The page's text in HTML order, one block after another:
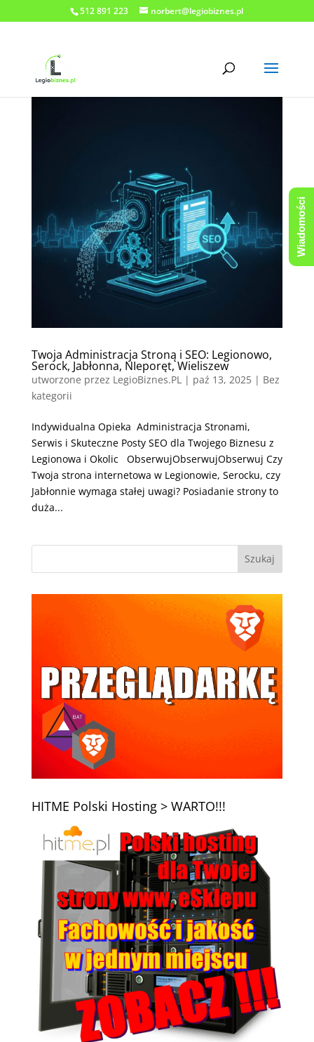
512 891 223 norbert@legiobiznes.pl
Twoja Administracja Stroną i SEO: Legionowo,
Serock, Jabłonna, NIeporęt, Wieliszew
utworzone przez LegioBiznes.PL | paź 13, 2025| Bez
kategorii
Indywidualna Opieka Administracja Stronami,
Serwis i Skuteczne Posty SEO dla Twojego Biznesu z
Legionowa i Okolic ObserwujObserwujObserwuj Czy
Twoja strona internetowa w Legionowie, Serocku, czy
Jabłonnie wymaga stałej uwagi? Posiadanie strony to
duża...
HITME Polski Hosting > WARTO!!!
Wiadomości